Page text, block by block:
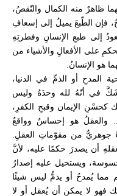
ظاهرٌ منه الكمال والنّقصُ،
فإن الطّبعَ يميلُ إلى إسعافِ
إلى طبعِ الإنسانِ وفطرتِهِ
على الأفعالِ والأشياء من
هو الإنسانُ.
المدحِ أو الذمِّ في الدنيا،
شَكَّ في أنّهُ لله وحدَهُ وليس
كحسْنِ الإيمان وقبحِ الكفرِ،
والعقلُ هو إحساسٌ وواقعٌ
جوهريٌّ من مقوّماتِ العقلِ.
أن يصدرَ حكمًا عليه، لأنَّ
ويستحيل عليه إصدارُ
يُمدحُ أو يذمُّ ليس شيئًا
فهو لا يمكن أن يُعقل أو لا